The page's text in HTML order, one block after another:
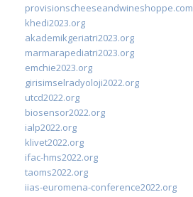
provisionscheeseandwineshoppe.com
khedi2023.org
akademikgeriatri2023.org
marmarapediatri2023.org
emchie2023.org
girisimselradyoloji2022.org
utcd2022.org
biosensor2022.org
ialp2022.org
klivet2022.org
ifac-hms2022.org
taoms2022.org
iias-euromena-conference2022.org